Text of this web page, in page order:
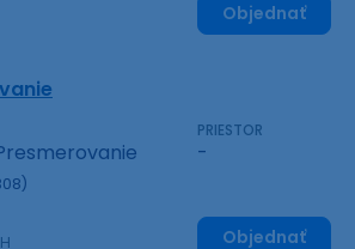
Objednať
PRIESTOR
-
Objednať